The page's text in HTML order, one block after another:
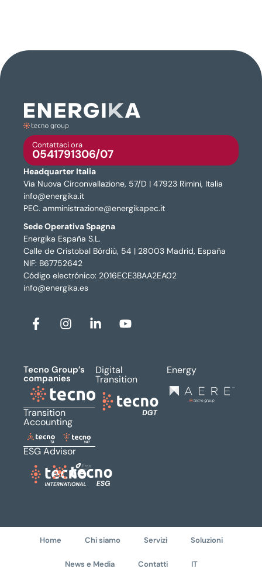
Contattaci ora
0541791306/07
Headquarter Italia
Via Nuova Circonvallazione, 57/D | 47923 Rimini, Italia
info@energika.it
PEC. amministrazione@energikapec.it
Sede Operativa Spagna
Energika España S.L.
Calle de Cristobal Bórdiù, 54 | 28003 Madrid, España
NIF: B67752642
Código electrónico: 2016ECE3BAA2EA02
info@energika.es
Tecno Group’s
companies
Transition
Accounting
ESG Advisor
Digital
Transition
Energy
Home Chi siamo Servizi Soluzioni
News e Media Contatti IT